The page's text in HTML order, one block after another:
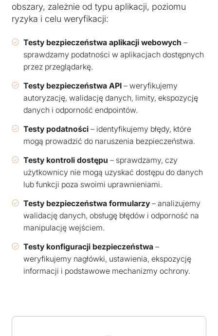
obszary, zależnie od typu aplikacji, poziomu
ryzyka i celu weryfikacji:
Testy bezpieczeństwa aplikacji webowych –
sprawdzamy podatności w aplikacjach dostępnych
przez przeglądarkę.
Testy bezpieczeństwa API – weryfikujemy
autoryzację, walidację danych, limity, ekspozycję
danych i odporność endpointów.
Testy podatności – identyfikujemy błędy, które
mogą prowadzić do naruszenia bezpieczeństwa.
Testy kontroli dostępu – sprawdzamy, czy
użytkownicy nie mogą uzyskać dostępu do danych
lub funkcji poza swoimi uprawnieniami.
Testy bezpieczeństwa formularzy – analizujemy
walidację danych, obsługę błędów i odporność na
manipulację wejściem.
Testy konfiguracji bezpieczeństwa –
weryfikujemy nagłówki, ustawienia, ekspozycję
informacji i podstawowe mechanizmy ochrony.